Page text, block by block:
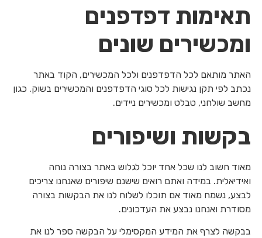
תאימות דפדפנים
ומכשירים שונים
האתר מותאם לכל הדפדפנים ולכל המכשירים, הקוד באתר
נכתב לפי תקן נגישות לכל סוגי הדפדפנים והמכשירים בשוק. כגון
מחשב שולחני, טבלט ומכשירים ניידים.
בקשות ושיפורים
מאוד חשוב לנו שכל אחד יוכל לגלוש באתר בצורה נוחה
ואידיאלית. במידה ואתם רואים שישנם שיפורים שאנחנו צריכים
לבצע, נשמח מאוד אם תוכלו לשלוח לנו את הבקשות בצורה
מסודרת ואנחנו נבצע את העדכונים.
בבקשה לצרף את המידע המקסימלי על הבקשה ספר לנו את